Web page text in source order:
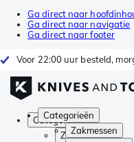
Ga direct naar
Ga direct naar navigatie
Ga direct naar footer
Voor 22:00 uur besteld,
Categorieën
Zakmessen
Categorieën
Zakmessen